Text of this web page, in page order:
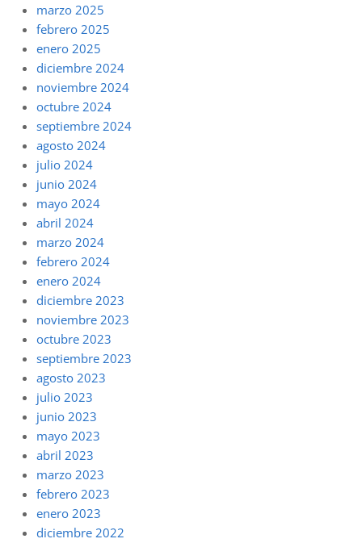
marzo 2025
febrero 2025
enero 2025
diciembre 2024
noviembre 2024
octubre 2024
septiembre 2024
agosto 2024
julio 2024
junio 2024
mayo 2024
abril 2024
marzo 2024
febrero 2024
enero 2024
diciembre 2023
noviembre 2023
octubre 2023
septiembre 2023
agosto 2023
julio 2023
junio 2023
mayo 2023
abril 2023
marzo 2023
febrero 2023
enero 2023
diciembre 2022